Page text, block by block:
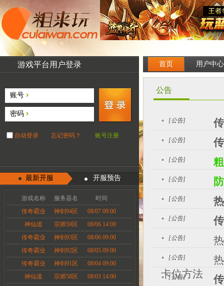
游戏平台用户登录
账号
密码
自动登录 忘记密码？ 账号注册
最新开服 开服预告
游戏名称 服务器名
时间
传奇霸业
神剑94区
08/07 09:00
神仙道
宗师59区
08/06 14:00
传奇霸业
神剑93区
08/06 09:00
传奇霸业
神剑92区
08/05 09:00
传奇霸业
神剑91区
08/04 09:00
神仙道
宗师58区 08/03 14:00
首页 用户中心
公告
[公告]
[公告]
[公告]
[公告]
[公告]
[公告]
[公告]
[公告]
卡位方法
[公告]